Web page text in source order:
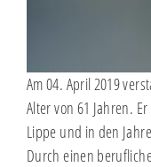
Am 04. April 2019
Alter von 61 Jahren.
Lippe und in den
Durch einen